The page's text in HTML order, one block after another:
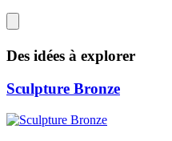
Des idées à explorer
Sculpture Bronze